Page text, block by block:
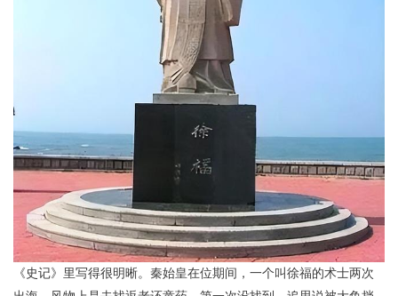
《史记》里写得很明晰。秦始皇在位期间，一个叫徐福的术士两次